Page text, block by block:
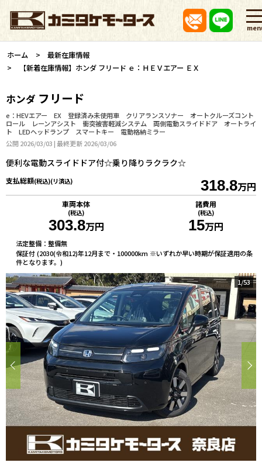
ホーム
最新在庫情報
【新着在庫情報】ホンダ フリード ｅ：ＨＥＶエアー ＥＸ
ホンダ フリード
e：HEVエアー EX 登録済み未使用車 クリアランスソナー オートクルーズコント
ロール レーンアシスト 衝突被害軽減システム 両側電動スライドドア オートライ
ト LEDヘッドランプ スマートキー 電動格納ミラー
公開 2026/03/03 | 最終更新 2026/03/06
便利な電動スライドドア付☆乗り降りラクラク☆
支払総額(税込)(リ済込) 318.8万円
車両本体
(税込)
303.8万円
諸費用
(税込)
15万円
法定整備：整備無
保証付 (2030(令和12)年12月まで・100000km ※いずれか早い時期が保証適用の条
件となります。)
1/53